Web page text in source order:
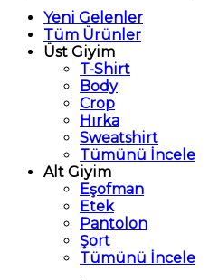
Yeni Gelenler
Tüm Ürünler
Üst Giyim
T-Shirt
Body
Crop
Hırka
Sweatshirt
Tümünü İncele
Alt Giyim
Eşofman
Etek
Pantolon
Şort
Tümünü İncele